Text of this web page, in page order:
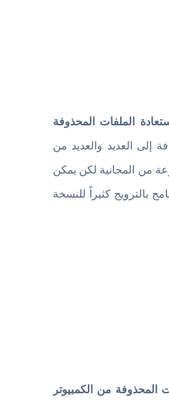
الملفات المحذوفة
إلى العديد والعديد من
من المجانية لكن يمكن
بالترويج كثيراً للنسخة
المحذوفة من الكمبيوتر